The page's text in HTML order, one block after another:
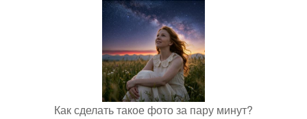
Как сделать такое фото за пару минут?